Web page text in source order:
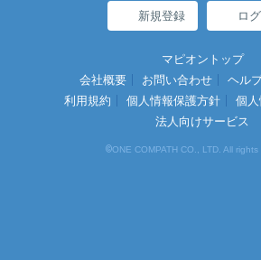
新規登録 ロ
マピオントップ
会社概要
お問い合わせ ヘル
利用規約
個人情報保護方針
個
法人向けサービス
©ONE COMPATH CO., LTD. All rights